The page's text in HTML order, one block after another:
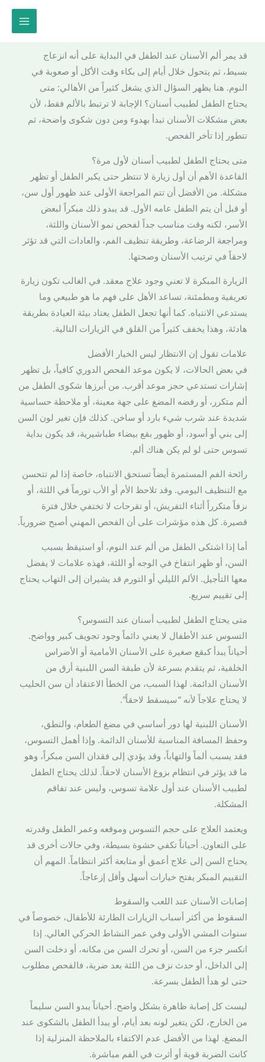
قد يمر ألم الأسنان عند الطفل في البداية على أنه انزعاج
بسيط، ثم يتحول خلال أيام إلى بكاء وقت الأكل أو صعوبة في
النوم. هنا يظهر السؤال الذي يشغل كثيراً من الأهالي: متى
يحتاج الطفل لطبيب أسنان؟ الإجابة لا ترتبط بالألم فقط، لأن
بعض مشكلات الأسنان تبدأ بهدوء ومن دون شكوى واضحة، ثم
تتطور إذا تأخر الفحص.
متى يحتاج الطفل لطبيب أسنان لأول مرة؟
القاعدة الأهم أن أول زيارة لا تنتظر حتى يكبر الطفل أو تظهر
مشكلة. من الأفضل أن تتم المراجعة الأولى عند ظهور أول سن،
أو قبل أن يتم الطفل عامه الأول. قد يبدو ذلك مبكراً لبعض
الأسر، لكنه وقت مناسب جداً لفحص نمو الأسنان واللثة،
ومراجعة الرضاعة، وطريقة تنظيف الفم، والعادات التي قد تؤثر
لاحقاً في ترتيب الأسنان وصحتها.
الزيارة المبكرة لا تعني وجود علاج معقد. في الغالب تكون زيارة
تعريفية ومطمئنة، تساعد الأهل على فهم ما هو طبيعي وما
يستدعي الانتباه. كما أنها تجعل الطفل يعتاد بيئة العيادة بطريقة
هادئة، وهذا يخفف كثيراً من القلق في الزيارات التالية.
علامات تقول إن الانتظار ليس الخيار الأفضل
في بعض الحالات، لا يكون موعد الفحص الدوري كافياً، بل تظهر
إشارات تستدعي حجز موعد أقرب. من أبرزها شكوى الطفل من
ألم متكرر، أو رفضه المضغ على جهة معينة، أو ملاحظة حساسية
شديدة عند شرب شيء بارد أو ساخن. كذلك فإن تغير لون السن
إلى بني أو أسود، أو ظهور بقع بيضاء طباشيرية، قد يكون بداية
تسوس حتى لو لم يكن هناك ألم.
رائحة الفم المستمرة أيضاً تستحق الانتباه، خاصة إذا لم تتحسن
مع التنظيف اليومي. وقد تلاحظ الأم أو الأب تورماً في اللثة، أو
نزفاً متكرراً أثناء التفريش، أو تقرحات لا تختفي خلال فترة
قصيرة. كل هذه مؤشرات على أن الفحص المهني أصبح ضرورياً.
أما إذا اشتكى الطفل من ألم عند النوم، أو استيقظ بسبب
السن، أو ظهر انتفاخ في الوجه أو اللثة، فهذه علامات لا يفضل
معها التأجيل. الألم الليلي أو التورم قد يشيران إلى التهاب يحتاج
إلى تقييم سريع.
متى يحتاج الطفل لطبيب أسنان عند التسوس؟
التسوس عند الأطفال لا يعني دائماً وجود تجويف كبير وواضح.
أحياناً يبدأ كبقع صغيرة على الأسنان الأمامية أو الأضراس
الخلفية، ثم يتقدم بسرعة لأن طبقة السن اللبنية أرق من
الأسنان الدائمة. لهذا السبب، من الخطأ الاعتقاد أن سن الحليب
لا يحتاج علاجاً لأنه “سيسقط لاحقاً”.
الأسنان اللبنية لها دور أساسي في مضغ الطعام، والنطق،
وحفظ المسافة المناسبة للأسنان الدائمة. وإذا أهمل التسوس،
فقد يسبب ألماً والتهاباً، وقد يؤدي إلى فقدان السن مبكراً، وهو
ما قد يؤثر في انتظام بزوغ الأسنان لاحقاً. لذلك يحتاج الطفل
لطبيب الأسنان عند أول علامة تسوس، وليس عند تفاقم
المشكلة.
ويعتمد العلاج على حجم التسوس وموقعه وعمر الطفل وقدرته
على التعاون. أحياناً تكفي حشوة بسيطة، وفي حالات أخرى قد
يحتاج السن إلى علاج أعمق أو متابعة أكثر انتظاماً. المهم أن
التقييم المبكر يفتح خيارات أسهل وأقل إزعاجاً.
إصابات الأسنان عند اللعب والسقوط
السقوط من أكثر أسباب الزيارات الطارئة للأطفال، خصوصاً في
سنوات المشي الأولى وفي عمر النشاط الحركي العالي. إذا
انكسر جزء من السن، أو تحرك السن من مكانه، أو دخلت السن
إلى الداخل، أو حدث نزف من اللثة بعد ضربة، فالفحص مطلوب
حتى لو هدأ الطفل بسرعة.
ليست كل إصابة ظاهرة بشكل واضح. أحياناً يبدو السن سليماً
من الخارج، لكن يتغير لونه بعد أيام، أو يبدأ الطفل بالشكوى عند
المضغ. لهذا من الأفضل عدم الاكتفاء بالملاحظة المنزلية إذا
كانت الضربة قوية أو أثرت في الفم مباشرة.